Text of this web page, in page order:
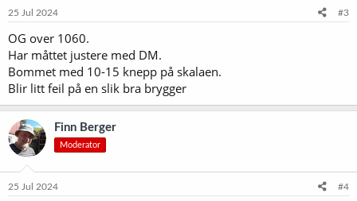
e
:
25 Jul 2024 #3
OG over 1060.
Har måttet justere med DM.
Bommet med 10-15 knepp på skalaen.
Blir litt feil på en slik bra brygger
Finn Berger
Moderator
25 Jul 2024 #4